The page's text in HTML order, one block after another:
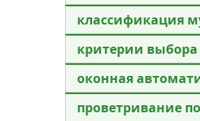
классификация
критерии выбора
оконная
проветривание